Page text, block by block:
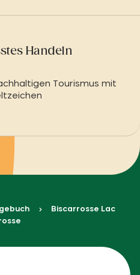
Handeln
Tourismus mit
Biscarrosse Lac